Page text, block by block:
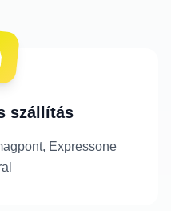
szállítás
Expressone